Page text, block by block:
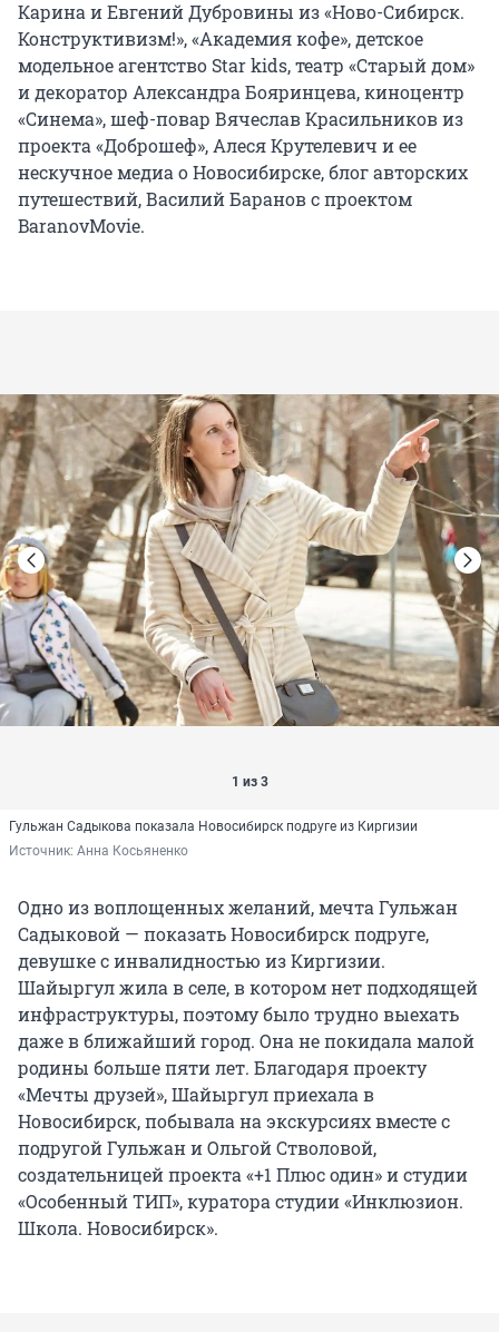
Карина и Евгений Дубровины из «Ново-Сибирск.
Конструктивизм!», «Академия кофе», детское
модельное агентство Star kids, театр «Старый дом»
и декоратор Александра Бояринцева, киноцентр
«Синема», шеф-повар Вячеслав Красильников из
проекта «Доброшеф», Алеся Крутелевич и ее
нескучное медиа о Новосибирске, блог авторских
путешествий, Василий Баранов с проектом
BaranovMovie.
1 из 3
Гульжан Садыкова показала Новосибирск подруге из Киргизии
Источник: Анна Косьяненко
Одно из воплощенных желаний, мечта Гульжан
Садыковой — показать Новосибирск подруге,
девушке с инвалидностью из Киргизии.
Шайыргул жила в селе, в котором нет подходящей
инфраструктуры, поэтому было трудно выехать
даже в ближайший город. Она не покидала малой
родины больше пяти лет. Благодаря проекту
«Мечты друзей», Шайыргул приехала в
Новосибирск, побывала на экскурсиях вместе с
подругой Гульжан и Ольгой Стволовой,
создательницей проекта «+1 Плюс один» и студии
«Особенный ТИП», куратора студии «Инклюзион.
Школа. Новосибирск».